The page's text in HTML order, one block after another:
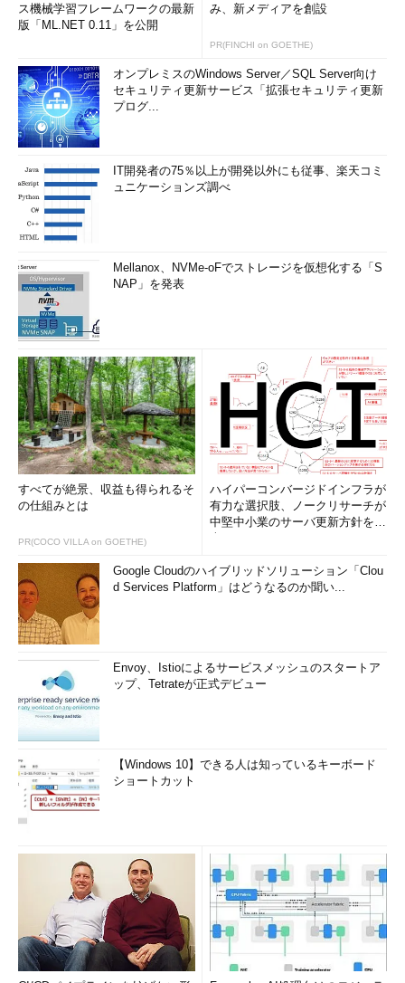
ます？
もいちどイチから！ HTTP基礎訓練中（1）
Webアプリのセキュリティについてもっと詳し
く知りたいけれど、まず何を勉強すればいい
の？ そんな疑問に応える新連載！
「Security&Trust
2007/9/28
マルチバイトの落とし穴
星野君のWebアプリほのぼの改造計画
（10）
対策されているようにみえるのに、こんな抜け
「Security&Trust」フォーラム
2006/9/23
当に危ないか？
川口洋のセキュリティ・プライベート・アイズ
（13）脆弱性が1つでも残ってるだなんて論
外という方も多いでしょう。ところでその脆弱
性、いったい誰が攻撃するんでしょうか
「Security&Trust
」フォーラム
2009/3/17
【2】強制的ブラウジング（強制的ブラウズ）
手法の1つで、リンクやボタンの遷移によらず特定のページに直
接アクセスし、情報を取得します。
Webアプリケーションプログラム上で、
名などを受け入れた場合、Webサーバ経由で本来アクセス権限の
ないファイルを利用者が取得できてしまいます。このとき、個人
情報やサーバの内部情報などが取得されてしまい、個人情報漏え
いや、サーバへの攻撃の足掛かりとして利用される恐れがありま
す。
■対策
対策としては、例えばアクセスされてはいけない情報（個人情
どが挙げられます。これは、強制ブラウジングに限らず、データ
保存場所が原因となるセキュリティに対して有効です。
編集部注：
強制的ブラウジングの対策は、
対策の1つにすぎません。以下の記事などもご
参考にしていただければと思います
ス機械学習フレームワークの最新
版「ML.NET 0.11」を公開
み、新メディアを創設
PR(FINCHI on GOETHE)
オンプレミスのWindows Server／SQL Server向け
セキュリティ更新サービス「拡張セキュリティ更新
プログ...
IT開発者の75％以上が開発以外にも従事、楽天コミ
ュニケーションズ調べ
Mellanox、NVMe-oFでストレージを仮想化する「S
NAP」を発表
すべてが絶景、収益も得られるそ
の仕組みとは
PR(COCO VILLA on GOETHE)
ハイパーコンバージドインフラが
有力な選択肢、ノークリサーチが
中堅中小業のサーバ更新方針を調
Google Cloudのハイブリッドソリューション「Clou
d Services Platform」はどうなるのか聞い...
Envoy、Istioによるサービスメッシュのスタートア
ップ、Tetrateが正式デビュー
【Windows 10】できる人は知っているキーボード
ショートカット